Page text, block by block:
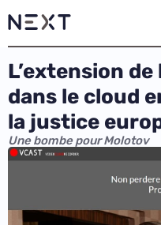
L’extension
dans le cloud
la justice
Une bombe pour Molotov